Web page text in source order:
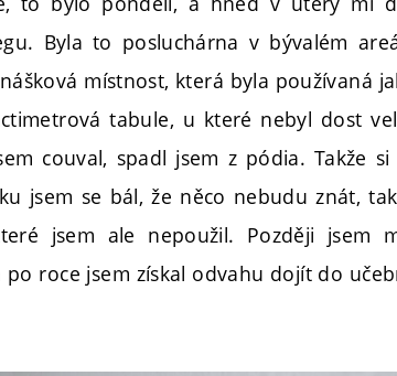
Byla to posluchárna v bývalém
místnost, která byla používaná
tabule, u které nebyl dost
couval, spadl jsem z pódia. Takže
jsem se bál, že něco nebudu znát,
jsem ale nepoužil. Později jsem
roce jsem získal odvahu dojít do